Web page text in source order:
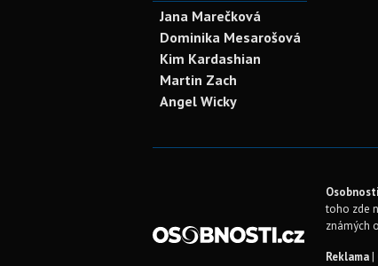
Jana Marečková
Dominika Mesarošová
Kim Kardashian
Martin Zach
Angel Wicky
toho zde
známých
Reklama|